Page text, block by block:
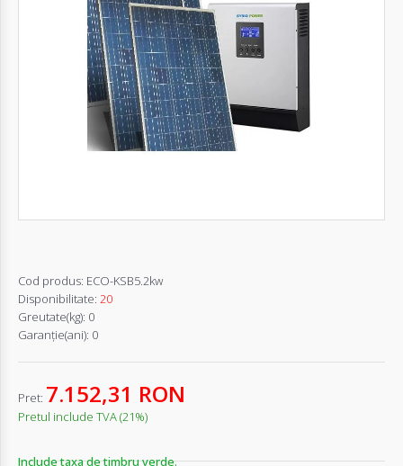
Înregistrează-
Cod produs: ECO-KSB5.2kw
Disponibilitate: 20
Greutate(kg): 0
Garanţie(ani): 0
Pret: 7.152,31 RON
Pretul include TVA (21%)
Include taxa de timbru verde.